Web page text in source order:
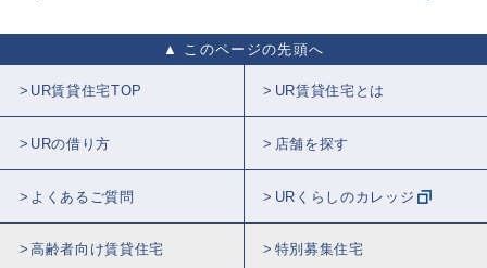
このページの先頭へ
UR賃貸住宅TOP UR賃貸住宅とは
URの借り方 店舗を探す
よくあるご質問 URくらしのカレッジ
高齢者向け賃貸住宅 特別募集住宅